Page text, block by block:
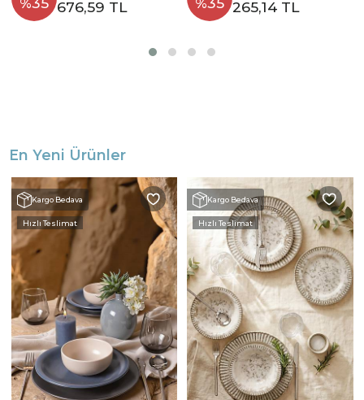
676,59 TL 265,14 TL
En Yeni Ürünler
Kargo Bedava
Hızlı Teslimat
Kargo Bedava
Hızlı Teslimat